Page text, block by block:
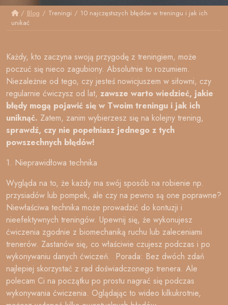
/ Blog / Treningi / 10 najczęstszych błędów w treningu i jak ich
unikać
Każdy, kto zaczyna swoją przygodę z treningiem, może
poczuć się nieco zagubiony. Absolutnie to rozumiem.
Niezależnie od tego, czy jesteś nowicjuszem w siłowni, czy
regularnie ćwiczysz od lat, zawsze warto wiedzieć, jakie
błędy mogą pojawić się w Twoim treningu i jak ich
uniknąć. Zatem, zanim wybierzesz się na kolejny trening,
sprawdź, czy nie popełniasz jednego z tych
powszechnych błędów!
1. Nieprawidłowa technika
Wygląda na to, że każdy ma swój sposób na robienie np.
przysiadów lub pompek, ale czy na pewno są one poprawne?
Niewłaściwa technika może prowadzić do kontuzji i
nieefektywnych treningów. Upewnij się, że wykonujesz
ćwiczenia zgodnie z biomechaniką ruchu lub zaleceniami
trenerów. Zastanów się, co właściwie czujesz podczas i po
wykonywaniu danych ćwiczeń. Porada: Bez dwóch zdań
najlepiej skorzystać z rad doświadczonego trenera. Ale
polecam Ci na początku po prostu nagrać się podczas
wykonywania ćwiczenia. Oglądając to wideo kilkukrotnie,